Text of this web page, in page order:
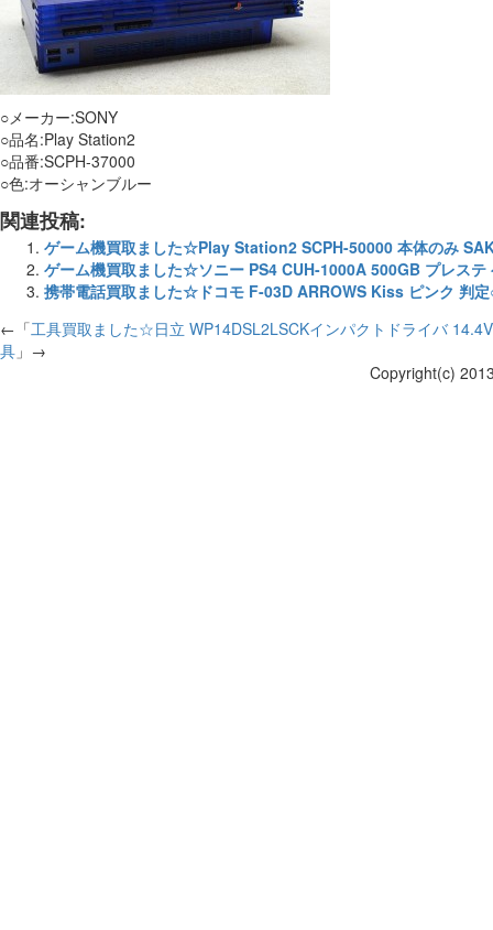
○メーカー:SONY
○品名:Play Station2
○品番:SCPH-37000
○色:オーシャンブルー
関連投稿:
ゲーム機買取ました☆Play Station2 SCPH-50000 本体のみ
ゲーム機買取ました☆ソニー PS4 CUH-1000A 500GB プレステ
携帯電話買取ました☆ドコモ F-03D ARROWS Kiss ピンク 判
←「工具買取ました☆日立 WP14DSL2LSCKインパクトドライバ 14.4V
具 」→
Copyright(c)